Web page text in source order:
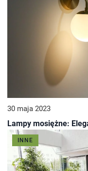
30 maja 2023
Lampy mosiężne:
INNE